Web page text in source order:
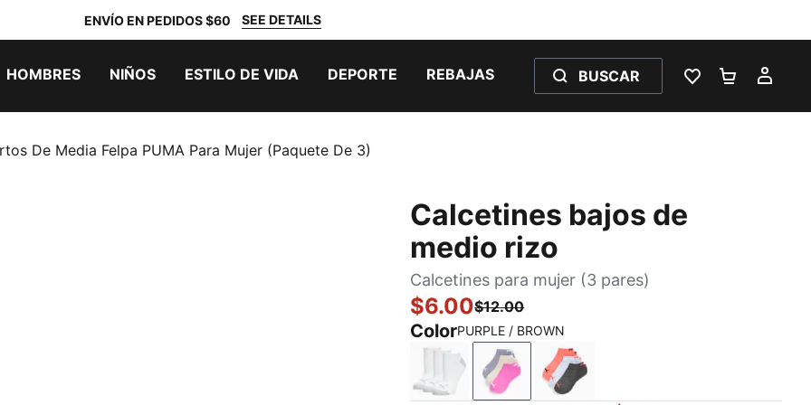
ENVÍO EN PEDIDOS $60 SEE DETAILS
HOMBRES NIÑOS ESTILO DE VIDA DEPORTE REBAJAS BUSCAR
LISTA DE
De Media Felpa PUMA Para Mujer (paquete De 3)
Calcetines bajos de
medio rizo
Calcetines para mujer (3 pares)
$6.00$12.00
ColorPURPLE / BROWN
WHITE / GREYPURPLE / BROWN
CORAL